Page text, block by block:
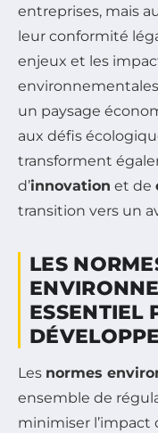
entreprises, mais
leur conformité
enjeux et les
un paysage
aux défis
transforment
d’innovation et de
transition vers un
LES
ESSENTIEL
Les normes
ensemble de
minimiser l’impact